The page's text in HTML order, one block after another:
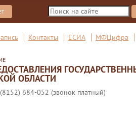
Контакты ЕСИА МФЦифра
ОБЛАСТИ
684-052 (звонок платный)